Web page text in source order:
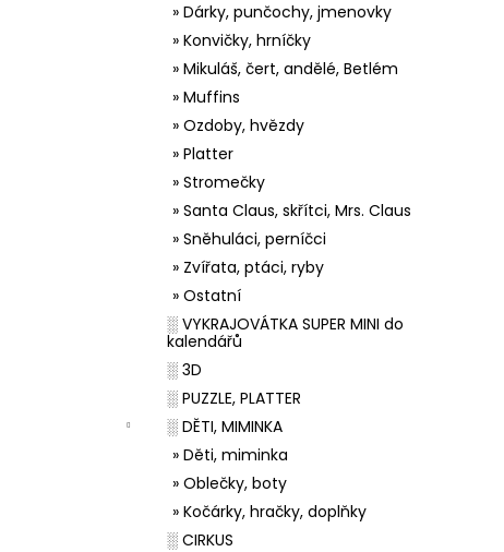
» Dárky, punčochy, jmenovky
» Konvičky, hrníčky
» Mikuláš, čert, andělé, Betlém
» Muffins
» Ozdoby, hvězdy
» Platter
» Stromečky
» Santa Claus, skřítci, Mrs. Claus
» Sněhuláci, perníčci
» Zvířata, ptáci, ryby
» Ostatní
░ VYKRAJOVÁTKA SUPER MINI do
kalendářů
░ 3D
░ PUZZLE, PLATTER
░ DĚTI, MIMINKA
» Děti, miminka
» Oblečky, boty
» Kočárky, hračky, doplňky
░ CIRKUS